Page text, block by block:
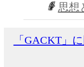
思想
「GACKT」